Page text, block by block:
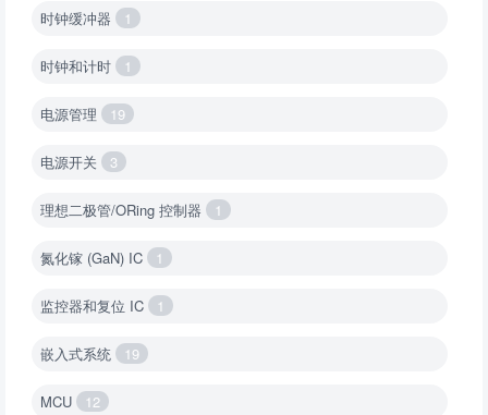
时钟缓冲器 1
时钟和计时 1
电源管理 19
电源开关 3
理想二极管/ORing 控制器 1
氮化镓 (GaN) IC 1
监控器和复位 IC 1
嵌入式系统 19
MCU 12